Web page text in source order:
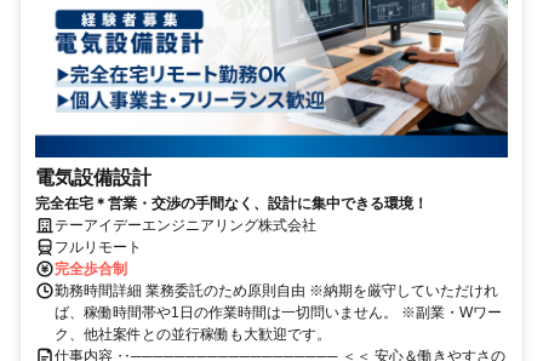
電気設備設計
完全在宅＊営業・交渉の手間なく、設計に集中できる環境！
テーアイデーエンジニアリング株式会社
フルリモート
完全歩合制
勤務時間詳細 業務委託のため原則自由 ※納期を厳守していただけれ
ば、稼働時間帯や1日の作業時間は一切問いません。 ※副業・Wワー
ク、他社案件との並行稼働も大歓迎です。
仕事内容 ‥─────────────────── ＜＜ 安心＆働きやすさの